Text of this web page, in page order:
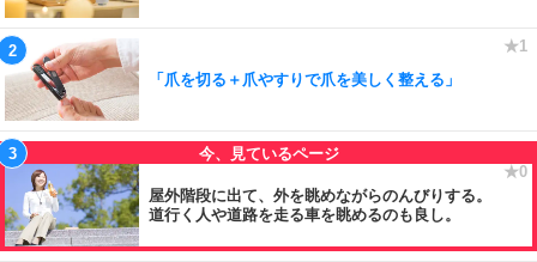
「爪を切る＋爪やすりで爪を美しく整える」
屋外階段に出て、外を眺めながらのんびりする。
道行く人や道路を走る車を眺めるのも良し。